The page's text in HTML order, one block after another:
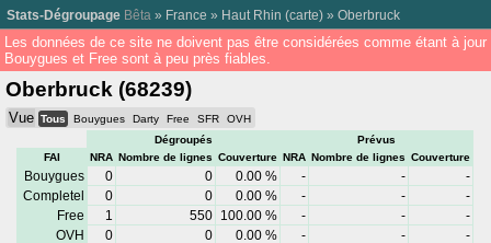
Stats-Dégroupage Bêta » France » Haut Rhin (carte) » Oberbruck
Les données de ce site ne doivent pas être considérées comme étant à
Bouygues et Free sont à peu près fiables.
Oberbruck (68239)
Vue Tous Bouygues Darty Free SFR
OVH
Dégroupés
Prévus
FAI
NRA Nombre de lignes Couverture NRA Nombre de lignes Couverture
Bouygues 0 0 0.00 % - -
-
Completel
0 0 0.00 % - -
-
Free
1 550 100.00 % - -
-
OVH
0 0 0.00 % - -
-